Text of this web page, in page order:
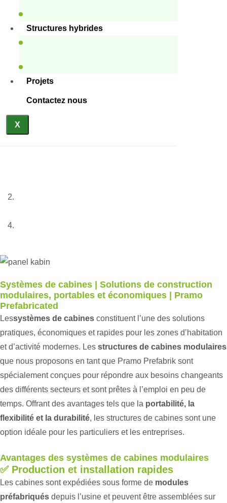
Structures hybrides
Projets
Contactez nous
X
Systèmes de cabines | Solutions de construction
modulaires, portables et économiques | Pramo
Prefabricated
Lessystèmes de cabines constituent l’une des solutions
pratiques, économiques et rapides pour les zones d’habitation
et d’activité modernes. Les structures de cabines modulaires
que nous proposons en tant que Pramo Prefabrik sont
spécialement conçues pour répondre aux besoins changeants
des différents secteurs et sont prêtes à l’emploi en peu de
temps. Offrant des avantages tels que la portabilité, la
flexibilité et la durabilité, les structures de cabines sont une
option idéale pour les particuliers et les entreprises.
Avantages des systèmes de cabines modulaires
✅ Production et installation rapides
Les cabines sont expédiées sous forme de modules
préfabriqués depuis l’usine et peuvent être assemblées sur